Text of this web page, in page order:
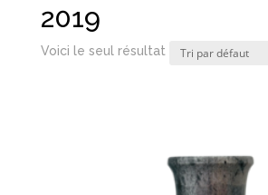
2019
Voici le seul résultat